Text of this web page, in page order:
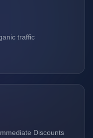
traffic
Discounts